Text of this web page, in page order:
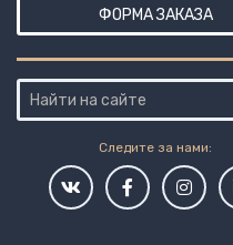
ФОРМА ЗАКАЗА
Следите за нами: